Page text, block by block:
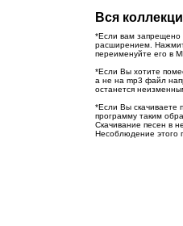
Вся
*Если вам запрещено
расширением.
переименуйте его в
*Если Вы хотите
а не на mp3 файл
останется
*Если Вы скачиваете
программу таким
Скачивание песен в
Несоблюдение этого